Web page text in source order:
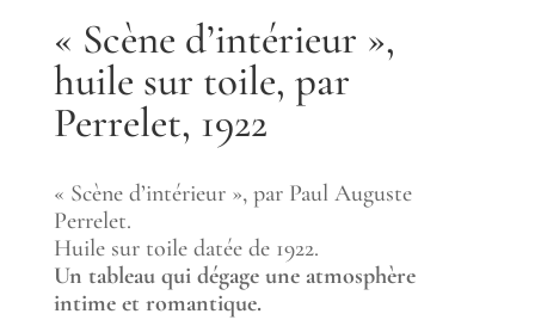
« Scène d’intérieur »,
huile sur toile, par
Perrelet, 1922
« Scène d’intérieur », par Paul Auguste
Perrelet.
Huile sur toile datée de 1922.
Un tableau qui dégage une atmosphère
intime et romantique.